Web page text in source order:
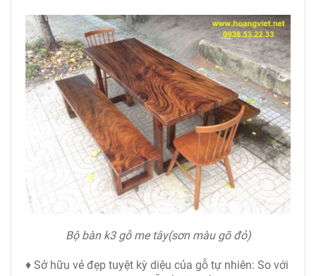
Bộ bàn k3 gỗ me tây(sơn màu gõ đỏ)
♦ Sở hữu vẻ đẹp tuyệt kỳ diệu của gỗ tự nhiên: So với